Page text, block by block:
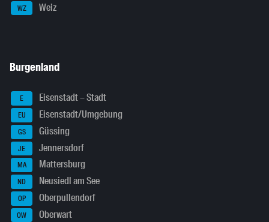
WZ Weiz
Burgenland
E Eisenstadt – Stadt
EU Eisenstadt/Umgebung
GS Güssing
JE Jennersdorf
MA Mattersburg
ND Neusiedl am See
OP Oberpullendorf
OW Oberwart